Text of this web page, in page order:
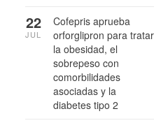
Cofepris aprueba
orforglipron para tratar
la obesidad, el
sobrepeso con
comorbilidades
asociadas y la
diabetes tipo 2
22
JUL